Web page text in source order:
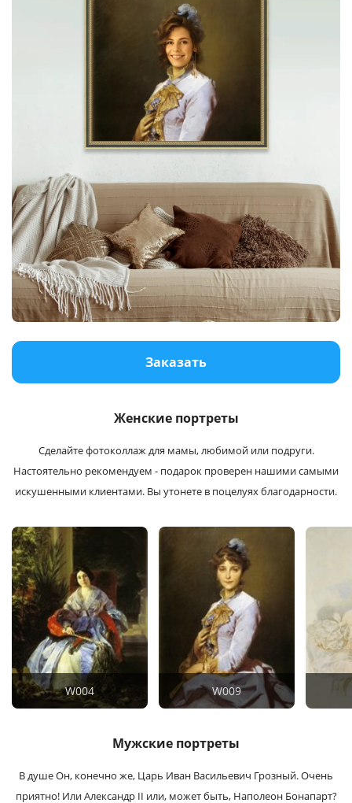
Заказать
Женские портреты
Сделайте фотоколлаж для мамы, любимой или подруги.
Настоятельно рекомендуем - подарок проверен нашими самыми
искушенными клиентами. Вы утонете в поцелуях благодарности.
W004 W009
Мужские портреты
В душе Он, конечно же, Царь Иван Васильевич Грозный. Очень
приятно! Или Александр II или, может быть, Наполеон Бонапарт?